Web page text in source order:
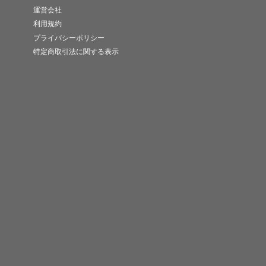
運営会社
利用規約
プライバシーポリシー
特定商取引法に関する表示